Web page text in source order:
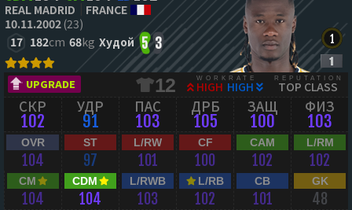
REAL MADRID
FRANCE
10.11.2002(23)
17 182cm 68kg Худой 5 3
UPGRADE 12 WORKRATE
HIGH HIGH
REPUTATION
TOP CLASS
СКР
102
УДР
91
ПАС
103
ДРБ
105
ЗАЩ
100
ФИЗ
103
OVR
104
ST
97
L/RW
101
CF
100
CAM
102
L/RM
102
CM
104
CDM
104
L/RWB
103
L/RB
102
CB
101
GK
48